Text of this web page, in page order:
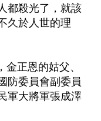
都殺光了，就該
久於人世的理
正恩的姑父、
防委員會副委員
軍大將軍張成澤